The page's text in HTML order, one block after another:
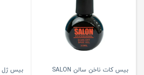
بیس کات ناخن سالن SALON